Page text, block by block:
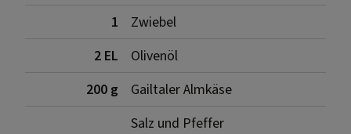
1
Zwiebel
2 EL
Olivenöl
200 g
Gailtaler Almkäse
Salz und Pfeffer